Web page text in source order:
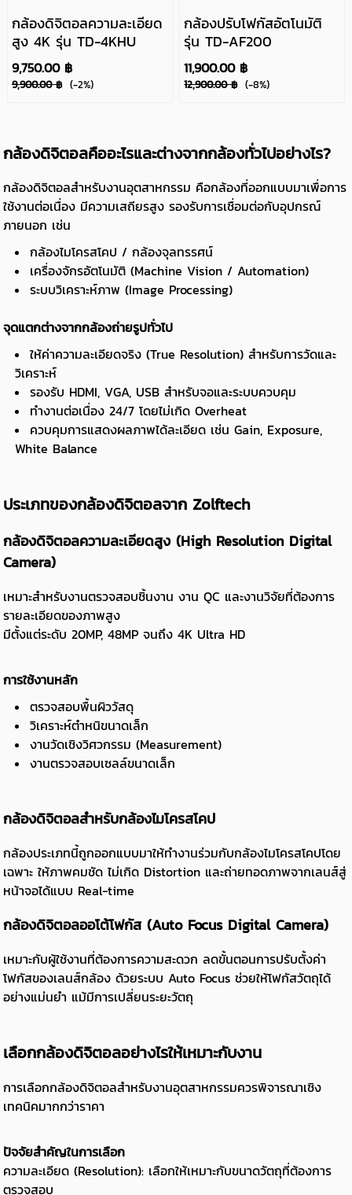
กล้องดิจิตอลความละเอียด
สูง 4K รุ่น TD-4KHU
9,750.00 ฿
9,900.00 ฿ (-2%)
กล้องปรับโฟกัสอัตโนมัติ
รุ่น TD-AF200
11,900.00 ฿
12,900.00 ฿ (-8%)
กล้องดิจิตอลคืออะไรและต่างจากกล้องทั่วไปอย่างไร?
กล้องดิจิตอลสำหรับงานอุตสาหกรรม คือกล้องที่ออกแบบมาเพื่อการ
ใช้งานต่อเนื่อง มีความเสถียรสูง รองรับการเชื่อมต่อกับอุปกรณ์
ภายนอก เช่น
กล้องไมโครสโคป / กล้องจุลทรรศน์
เครื่องจักรอัตโนมัติ (Machine Vision / Automation)
ระบบวิเคราะห์ภาพ (Image Processing)
จุดแตกต่างจากกล้องถ่ายรูปทั่วไป
ให้ค่าความละเอียดจริง (True Resolution) สำหรับการวัดและ
วิเคราะห์
รองรับ HDMI, VGA, USB สำหรับจอและระบบควบคุม
ทำงานต่อเนื่อง 24/7 โดยไม่เกิด Overheat
ควบคุมการแสดงผลภาพได้ละเอียด เช่น Gain, Exposure,
White Balance
ประเภทของกล้องดิจิตอลจาก Zolftech
กล้องดิจิตอลความละเอียดสูง (High Resolution Digital
Camera)
เหมาะสำหรับงานตรวจสอบชิ้นงาน งาน QC และงานวิจัยที่ต้องการ
รายละเอียดของภาพสูง
มีตั้งแต่ระดับ 20MP, 48MP จนถึง 4K Ultra HD
การใช้งานหลัก
ตรวจสอบพื้นผิววัสดุ
วิเคราะห์ตำหนิขนาดเล็ก
งานวัดเชิงวิศวกรรม (Measurement)
งานตรวจสอบเซลล์ขนาดเล็ก
กล้องดิจิตอลสำหรับกล้องไมโครสโคป
กล้องประเภทนี้ถูกออกแบบมาให้ทำงานร่วมกับกล้องไมโครสโคปโดย
เฉพาะ ให้ภาพคมชัด ไม่เกิด Distortion และถ่ายทอดภาพจากเลนส์สู่
หน้าจอได้แบบ Real-time
กล้องดิจิตอลออโต้โฟกัส (Auto Focus Digital Camera)
เหมาะกับผู้ใช้งานที่ต้องการความสะดวก ลดขั้นตอนการปรับตั้งค่า
โฟกัสของเลนส์กล้อง ด้วยระบบ Auto Focus ช่วยให้โฟกัสวัตถุได้
อย่างแม่นยำ แม้มีการเปลี่ยนระยะวัตถุ
เลือกกล้องดิจิตอลอย่างไรให้เหมาะกับงาน
การเลือกกล้องดิจิตอลสำหรับงานอุตสาหกรรมควรพิจารณาเชิง
เทคนิคมากกว่าราคา
ปัจจัยสำคัญในการเลือก
ความละเอียด (Resolution): เลือกให้เหมาะกับขนาดวัตถุที่ต้องการ
ตรวจสอบ